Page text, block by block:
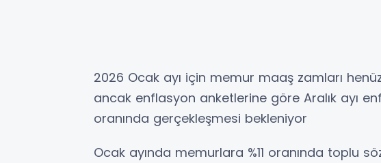
2026 Ocak ayı için memur maaş zamları
ancak enflasyon anketlerine göre Aralık ayı
oranında gerçekleşmesi bekleniyor
Ocak ayında memurlara %11 oranında toplu